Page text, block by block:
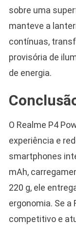
sobre uma
manteve a
contínuas,
provisória de
de energia.
O Realme P4
experiência e
smartphones
mAh,
220 g, ele
ergonomia. Se a
competitivo e